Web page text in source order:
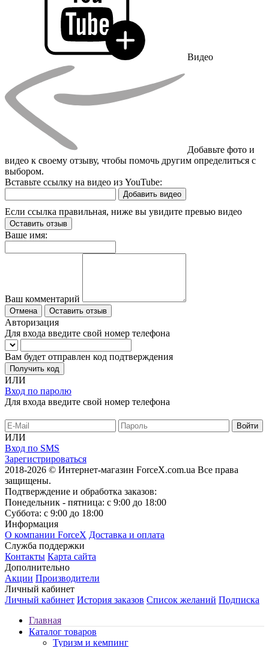
Видео
Добавьте фото и
видео к своему отзыву, чтобы помочь другим определиться с
выбором.
Вставьте ссылку на видео из YouTube:
Добавить видео
Если ссылка правильная, ниже вы увидите превью видео
Оставить отзыв
Ваше имя:
Ваш комментарий
Отмена Оставить отзыв
Авторизация
Для входа введите свой номер телефона
Вам будет отправлен код подтверждения
Получить код
ИЛИ
Вход по паролю
Для входа введите свой номер телефона
ИЛИ
Вход по SMS
Зарегистрироваться
2018-2026 © Интернет-магазин ForceX.com.ua Все права
защищены.
Подтверждение и обработка заказов:
Понедельник - пятница: с 9:00 до 18:00
Суббота: с 9:00 до 18:00
Информация
О компании ForceX Доставка и оплата
Служба поддержки
Контакты Карта сайта
Дополнительно
Акции Производители
Личный кабинет
Личный кабинет История заказов Список желаний Подписка
Главная
Каталог товаров
Туризм и кемпинг